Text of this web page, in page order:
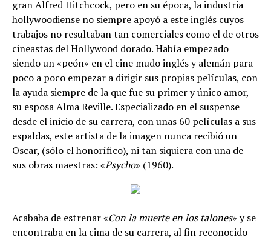
gran Alfred Hitchcock, pero en su época, la industria
hollywoodiense no siempre apoyó a este inglés cuyos
trabajos no resultaban tan comerciales como el de otros
cineastas del Hollywood dorado. Había empezado
siendo un «peón» en el cine mudo inglés y alemán para
poco a poco empezar a dirigir sus propias películas, con
la ayuda siempre de la que fue su primer y único amor,
su esposa Alma Reville. Especializado en el suspense
desde el inicio de su carrera, con unas 60 películas a sus
espaldas, este artista de la imagen nunca recibió un
Oscar, (sólo el honorífico), ni tan siquiera con una de
sus obras maestras: «Psycho» (1960).
Acababa de estrenar «Con la muerte en los talones» y se
encontraba en la cima de su carrera, al fin reconocido